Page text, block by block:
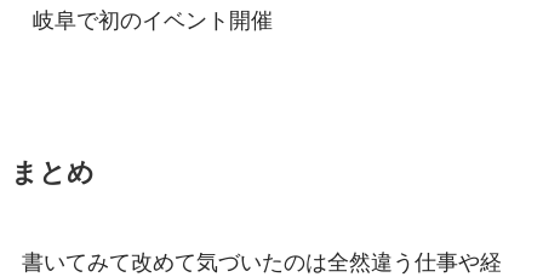
岐阜で初のイベント開催
まとめ
書いてみて改めて気づいたのは全然違う仕事や経